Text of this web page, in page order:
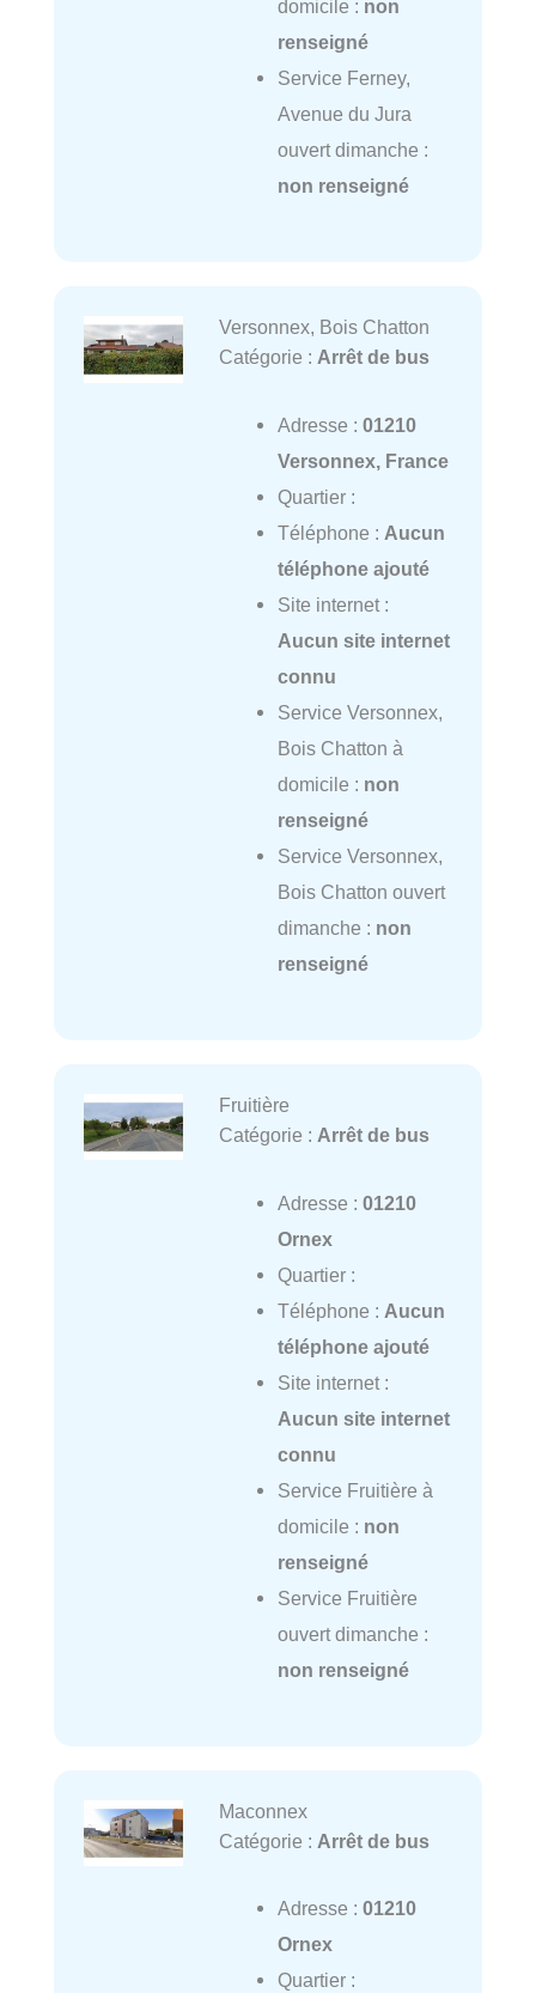
domicile : non
renseigné
Service Ferney,
Avenue du Jura
ouvert dimanche :
non renseigné
Versonnex, Bois Chatton
Catégorie : Arrêt de bus
Adresse : 01210
Versonnex, France
Quartier :
Téléphone : Aucun
téléphone ajouté
Site internet :
Aucun site internet
connu
Service Versonnex,
Bois Chatton à
domicile : non
renseigné
Service Versonnex,
Bois Chatton ouvert
dimanche : non
renseigné
Fruitière
Catégorie : Arrêt de bus
Adresse : 01210
Ornex
Quartier :
Téléphone : Aucun
téléphone ajouté
Site internet :
Aucun site internet
connu
Service Fruitière à
domicile : non
renseigné
Service Fruitière
ouvert dimanche :
non renseigné
Maconnex
Catégorie : Arrêt de bus
Adresse : 01210
Ornex
Quartier :